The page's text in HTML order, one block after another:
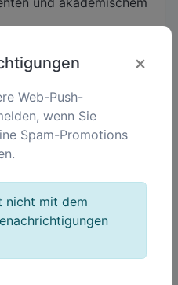
Sie interaktive
jeder QR-Code einen
enthüllt.
Entführen Sie Schüler
oder historischen
reality-gestützte
×
Web-Push-
wenn Sie
Spam-Promotions
nicht mit dem